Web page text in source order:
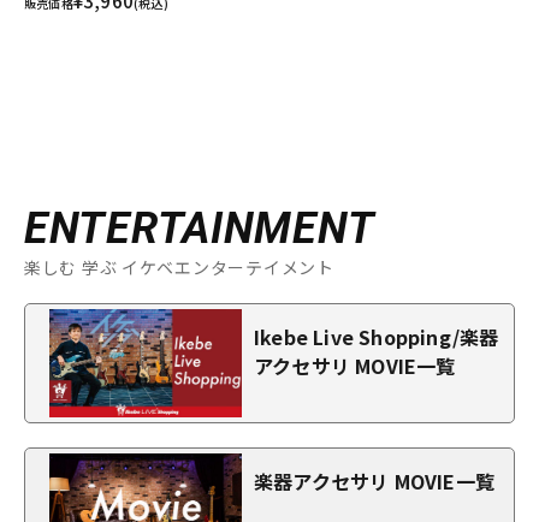
ENTERTAINMENT
楽しむ 学ぶ イケベエンターテイメント
Ikebe Live Shopping/楽器
アクセサリ MOVIE一覧
楽器アクセサリ MOVIE一覧